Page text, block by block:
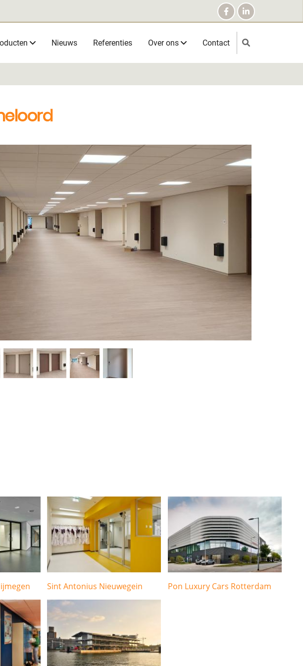
Nieuws Referenties Over ons Contact
Sint Antonius Nieuwegein Pon Luxury Cars Rotterdam